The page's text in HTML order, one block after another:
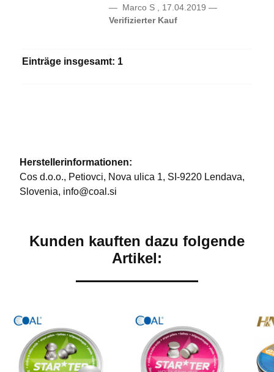
Marco S , 17.04.2019
Verifizierter Kauf
Einträge insgesamt: 1
Herstellerinformationen:
Cos d.o.o., Petiovci, Nova ulica 1, SI-9220 Lendava,
Slovenia, info@coal.si
Kunden kauften dazu folgende
Artikel: